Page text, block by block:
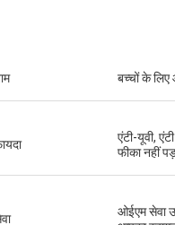
बच्चों के
एंटी-यूवी,
फीका नहीं
ओईएम सेवा